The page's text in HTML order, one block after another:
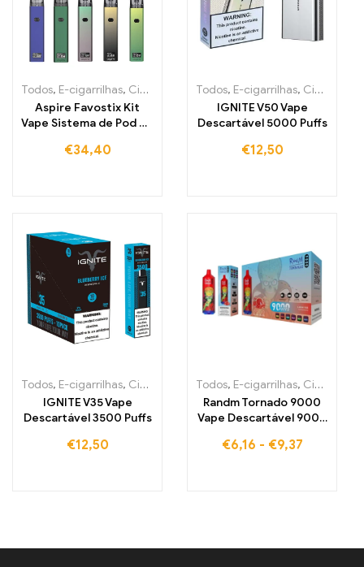
Todos, E-cigarrilhas, Cigarros eletrónicos descartáveis Portugal
Aspire Favostix Kit
Vape Sistema de Pod de
€34,40
Todos, E-cigarrilhas, Cigarros eletrónicos descartáveis Irlanda
IGNITE V50 Vape
Descartável 5000 Puffs
€12,50
Todos, E-cigarrilhas, Cigarros eletrónicos descartáveis Irlanda
IGNITE V35 Vape
Descartável 3500 Puffs
€12,50
Todos, E-cigarrilhas, Cigarros eletrónicos descartáveis Bélgica
Randm Tornado 9000
Vape Descartável 9000
€6,16 - €9,37